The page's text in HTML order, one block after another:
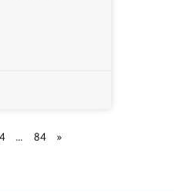
4 … 84 »